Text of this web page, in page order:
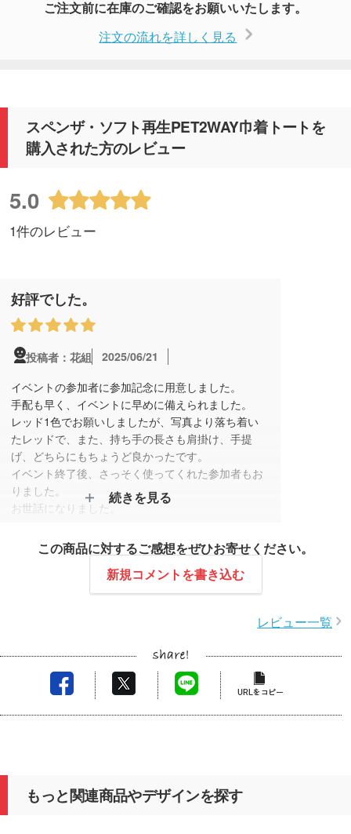
ご注文前に在庫のご確認をお願いいたします。
注文の流れを詳しく見る
スペンザ・ソフト再生PET2WAY巾着トートを
購入された方のレビュー
5.0
1件のレビュー
好評でした。
投稿者：花組
2025/06/21
イベントの参加者に参加記念に用意しました。
手配も早く、イベントに早めに備えられました。
レッド1色でお願いしましたが、写真より落ち着い
たレッドで、また、持ち手の長さも肩掛け、手提
げ、どちらにもちょうど良かったです。
イベント終了後、さっそく使ってくれた参加者もお
りました。
お世話になりました。
スタッフコメント
この度はレビュー投稿をいただきありがとうござい
とのお声、大変嬉しく拝見いたしました。
また機会がございましたら、ぜひお声がけいただけ
ますと幸いです。
続きを見る
この商品に対するご感想をぜひお寄せください。
新規コメントを書き込む
レビュー一覧
もっと関連商品やデザインを探す